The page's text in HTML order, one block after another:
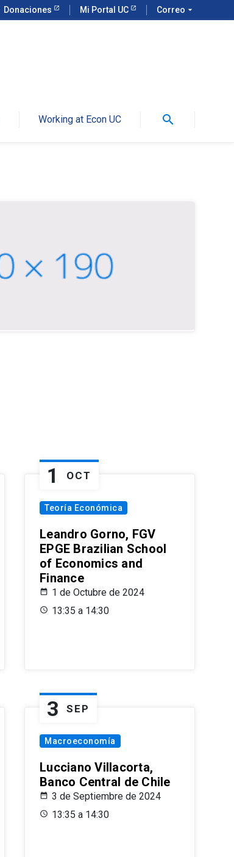
Donaciones Mi Portal UC Correo arrow_drop_down
Working at Econ UC search
1 OCT
Teoría Económica
Leandro Gorno, FGV
EPGE Brazilian School
of Economics and
Finance
1 de Octubre de 2024
13:35 a 14:30
3 SEP
Macroeconomía
Lucciano Villacorta,
Banco Central de Chile
3 de Septiembre de 2024
13:35 a 14:30